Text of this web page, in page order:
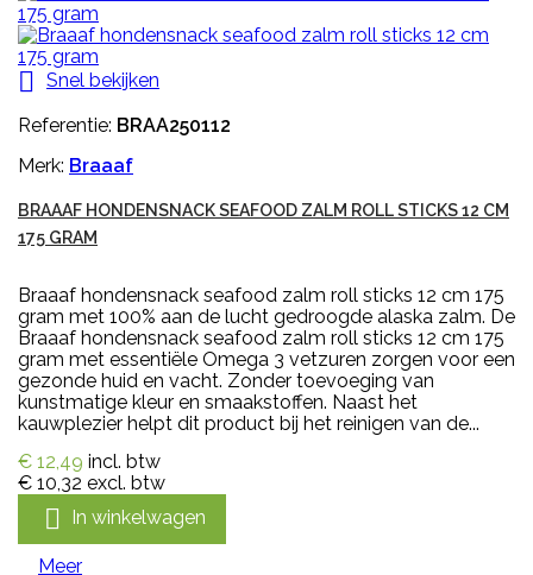

Snel bekijken
Referentie: BRAA250112
Merk: Braaaf
BRAAAF HONDENSNACK SEAFOOD ZALM ROLL STICKS 12 CM
175 GRAM
Braaaf hondensnack seafood zalm roll sticks 12 cm 175
gram met 100% aan de lucht gedroogde alaska zalm. De
Braaaf hondensnack seafood zalm roll sticks 12 cm 175
gram met essentiële Omega 3 vetzuren zorgen voor een
gezonde huid en vacht. Zonder toevoeging van
kunstmatige kleur en smaakstoffen. Naast het
kauwplezier helpt dit product bij het reinigen van de...
€ 12,49 incl. btw
€ 10,32 excl. btw
 In winkelwagen
Meer